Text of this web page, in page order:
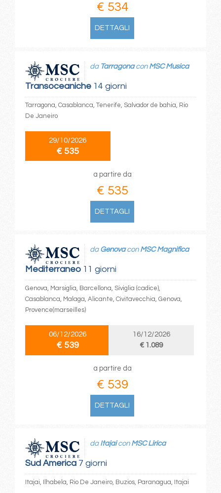
€ 534
DETTAGLI
Transoceaniche14 giorni
da Tarragonacon MSC Musica
Tarragona, Casablanca, Tenerife, Salvador de bahia, Rio
De Janeiro
29/10/2026
€ 535
a partire da
€ 535
DETTAGLI
Mediterraneo11 giorni
da Genovacon MSC Magnifica
Genova, Marsiglia, Barcellona, Siviglia (cadice),
Casablanca, Malaga, Alicante, Civitavecchia, Genova,
Provence(marseilles)
06/12/2026
€ 539
16/12/2026
€ 1.089
a partire da
€ 539
DETTAGLI
Sud America7 giorni
da Itajaicon MSC Lirica
Itajai, Ilhabela, Rio De Janeiro, Buzios, Paranagua, Itajai